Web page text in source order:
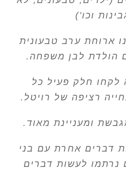
וכו')
ארוחת ערב טבעונית
הולדת לבן משפחה.
לקחו חלק פעיל כל
רציפה של רויטל.
ומעניינת מאוד.
דברים אחרת עם בני
נרתמו לעשות דברים